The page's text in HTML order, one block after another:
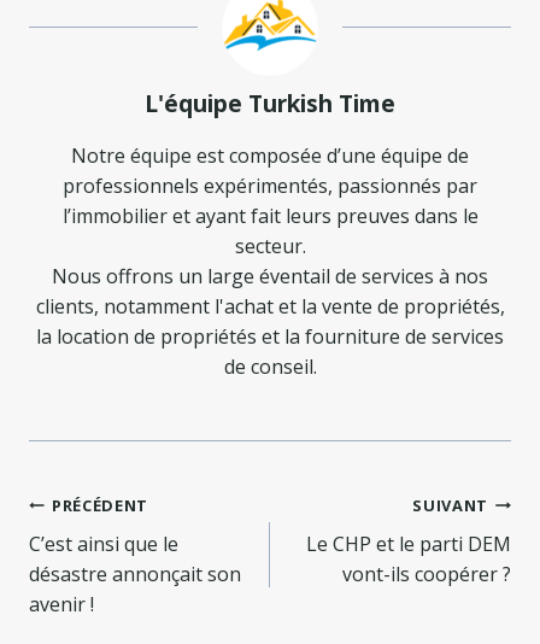
L'équipe Turkish Time
Notre équipe est composée d’une équipe de
professionnels expérimentés, passionnés par
l’immobilier et ayant fait leurs preuves dans le
secteur.
Nous offrons un large éventail de services à nos
clients, notamment l'achat et la vente de propriétés,
la location de propriétés et la fourniture de services
de conseil.
Navigation
de
l’article
PRÉCÉDENT
C’est ainsi que le
désastre annonçait son
avenir !
SUIVANT
Le CHP et le parti DEM
vont-ils coopérer ?